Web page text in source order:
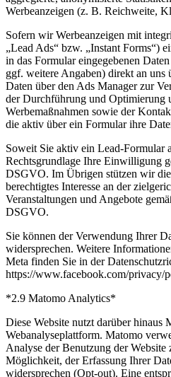
Werbeanzeigen (z. B. Reichweite,
Sofern wir Werbeanzeigen mit
„Lead Ads“ bzw. „Instant Forms“)
in das Formular eingegebenen
ggf. weitere Angaben) direkt an uns
Daten über den Ads Manager zur
der Durchführung und Optimierung
Werbemaßnahmen sowie der
die aktiv über ein Formular ihre
Soweit Sie aktiv ein Lead-Formular
Rechtsgrundlage Ihre Einwilligung
DSGVO. Im Übrigen stützen wir
berechtigtes Interesse an der
Veranstaltungen und Angebote
DSGVO.
Sie können der Verwendung Ihrer
widersprechen. Weitere
Meta finden Sie in der
https://www.facebook.com/privacy/
*2.9 Matomo Analytics*
Diese Website nutzt darüber hinaus
Webanalyseplattform. Matomo
Analyse der Benutzung der Website
Möglichkeit, der Erfassung Ihrer
widersprechen (Opt-out). Eine